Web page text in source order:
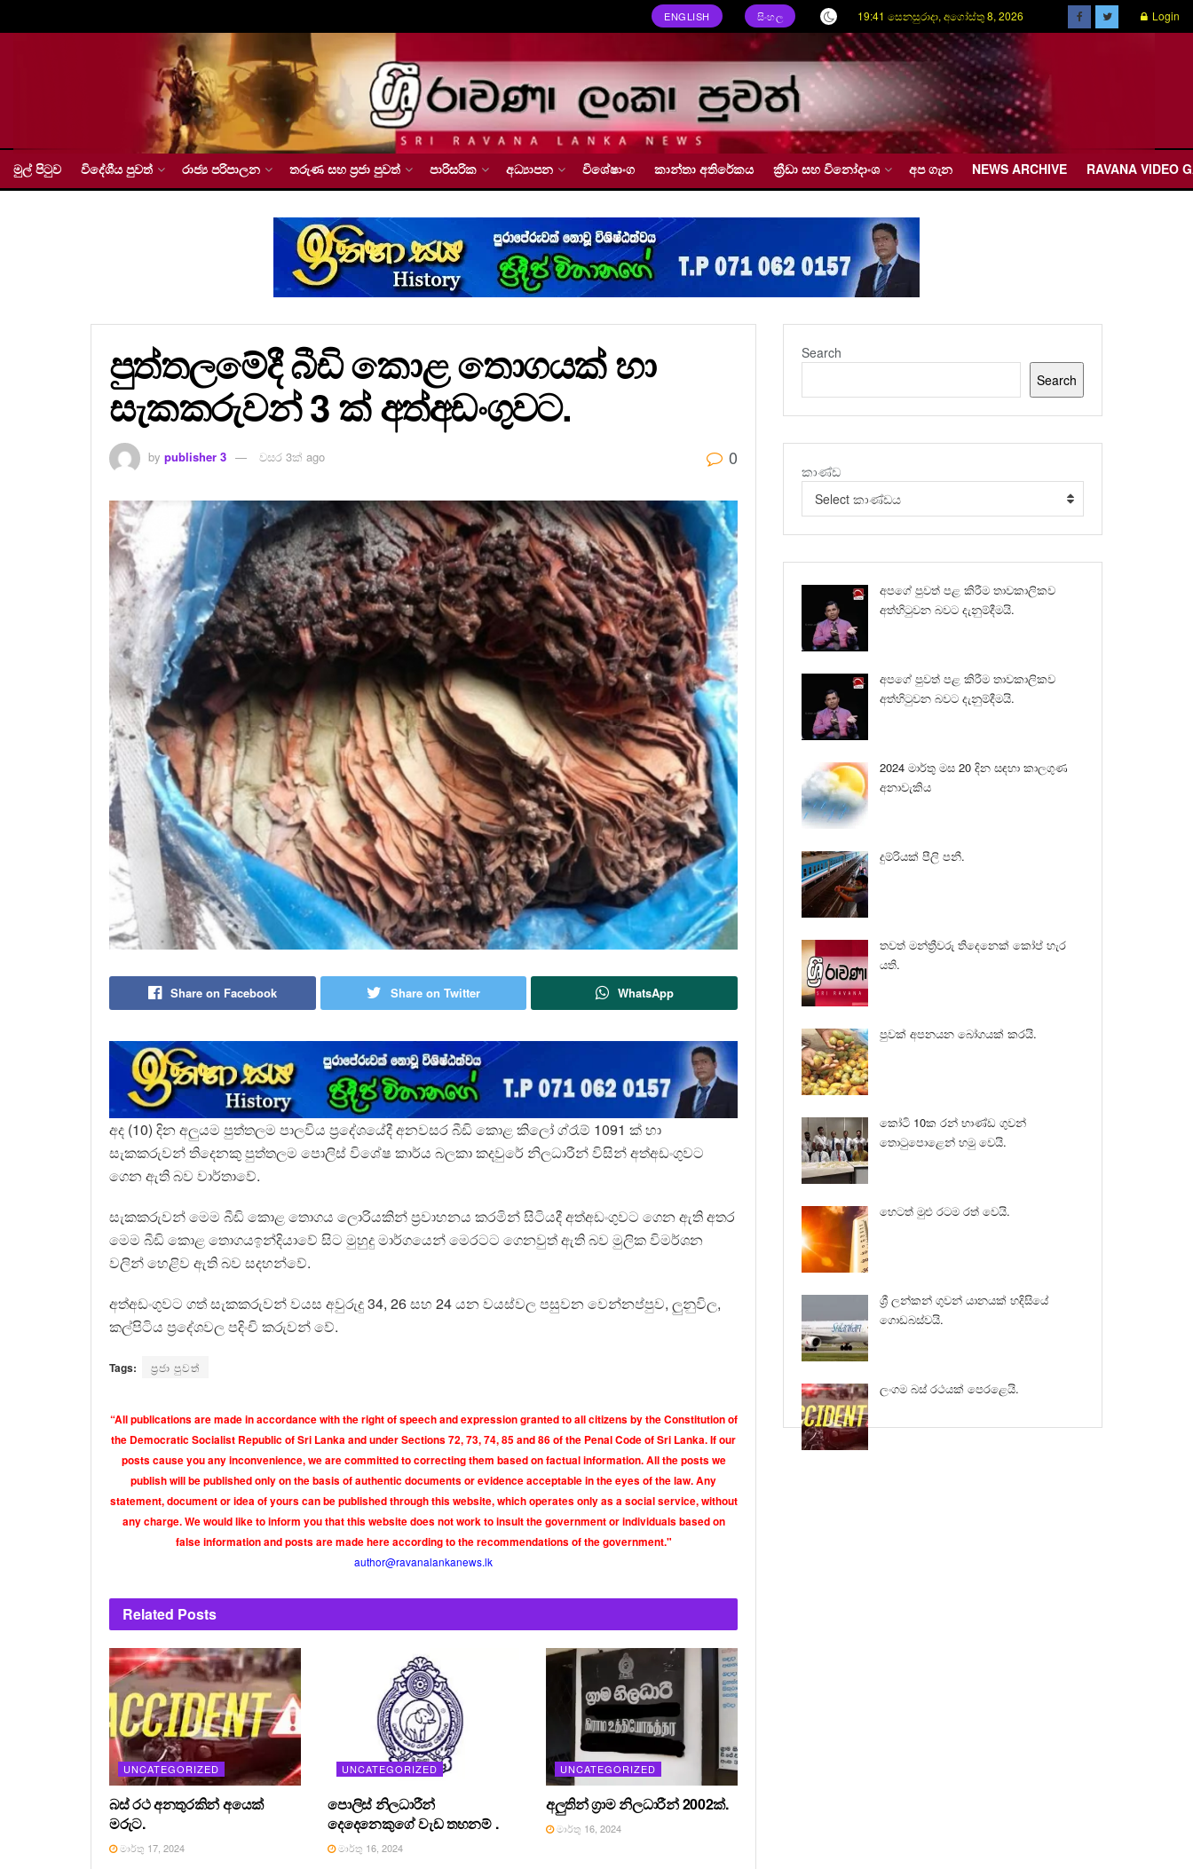
ENGLISH සිංහල 19:41 සෙනසුරාදා, අගෝස්තු 8, 2026 Login
මුල් පිටුව විදේශීය පුවත් රාජ්‍ය පරිපාලන තරුණ සහ ප්‍රජා පුවත් පාරිසරික අධ්‍යාපන විශේෂාංග කාන්තා අතිරේකය ක්‍රීඩා සහ විනෝදාංශ අප ගැන NEWS ARCHIVE RAVANA VIDEO
පුත්තලමේදී බීඩි කොළ තොගයක් හා
සැකකරුවන් 3 ක් අත්අඩංගුවට.
by publisher 3 වසර 3ක් ago 0
Share on Facebook Share on Twitter WhatsApp
අද (10) දින අලුයම පුත්තලම පාලවිය ප්‍රදේශයේදී අනවසර බීඩි කොළ කිලෝ ග්රෑම් 1091 ක් හා
සැකකරුවන් තිදෙනකු පුත්තලම පොලිස් විශේෂ කාර්ය බලකා කදවුරේ නිලධාරීන් විසින් අත්අඩංගුවට
ගෙන ඇති බව වාර්තාවේ.
සැකකරුවන් මෙම බීඩි කොළ තොගය ලොරියකින් ප්‍රවාහනය කරමින් සිටියදී අත්අඩංගුවට ගෙන ඇති අතර
මෙම බීඩි කොළ තොගයඉන්දියාවේ සිට මුහුදු මාර්ගයෙන් මෙරටට ගෙනවුත් ඇති බව මුලික විමර්ශන
වලින් හෙළිව ඇති බව සදහන්වේ.
අත්අඩංගුවට ගත් සැකකරුවන් වයස අවුරුදු 34, 26 සහ 24 යන වයස්වල පසුවන වෙන්නප්පුව, ලුනුවිල,
කල්පිටිය ප්‍රදේශවල පදිංචි කරුවන් වේ.
Tags: ප්‍රජා පුවත්
“All publications are made in accordance with the right of speech and expression granted to all citizens by the Constitution of
the Democratic Socialist Republic of Sri Lanka and under Sections 72, 73, 74, 85 and 86 of the Penal Code of Sri Lanka. If our
posts cause you any inconvenience, we are committed to correcting them based on factual information. All the posts we
publish will be published only on the basis of authentic documents or evidence acceptable in the eyes of the law. Any
statement, document or idea of yours can be published through this website, which operates only as a social service, without
any charge. We would like to inform you that this website does not work to insult the government or individuals based on
false information and posts are made here according to the recommendations of the government."
author@ravanalankanews.lk
Related Posts
UNCATEGORIZED
බස් රථ අනතුරකින් අයෙක්
මරුට.
මාර්තු 17, 2024
UNCATEGORIZED
පොලිස් නිලධාරීන්
දෙදෙනෙකුගේ වැඩ තහනම් .
මාර්තු 16, 2024
UNCATEGORIZED
අලුතින් ග්‍රාම නිලධාරීන් 2002ක්.
මාර්තු 16, 2024
Search
Search
කාණ්ඩ
Select කාණ්ඩය
අපගේ පුවත් පළ කිරීම තාවකාලිකව
අත්හිටුවන බවට දැනුම්දීමයි.
අපගේ පුවත් පළ කිරීම තාවකාලිකව
අත්හිටුවන බවට දැනුම්දීමයි.
2024 මාර්තු මස 20 දින සඳහා කාලගුණ
අනාවැකිය
දුම්රියක් පීලි පනී.
තවත් මන්ත්‍රීවරු තිදෙනෙක් කෝප් හැර
යති.
පුවක් අපනයන බෝගයක් කරයි.
කෝටි 10ක රන් භාණ්ඩ ගුවන්
තොටුපොළෙන් හමු වෙයි.
හෙටත් මුළු රටම රත් වෙයි.
ශ්‍රී ලන්කන් ගුවන් යානයක් හදිසියේ
ගොඩබස්වයි.
ලංගම බස් රථයක් පෙරළෙයි.